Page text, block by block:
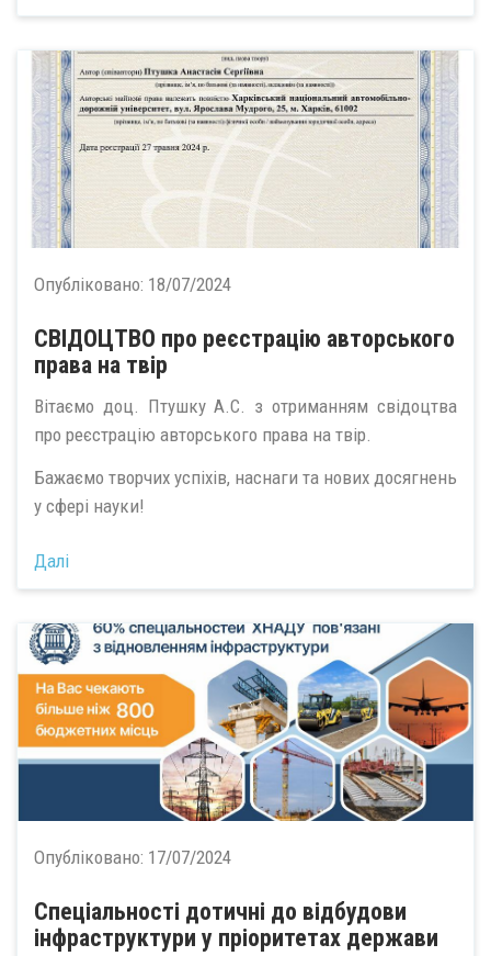
Опубліковано: 18/07/2024
СВІДОЦТВО про реєстрацію авторського
права на твір
Вітаємо доц. Птушку А.С. з отриманням свідоцтва
про реєстрацію авторського права на твір.
Бажаємо творчих успіхів, наснаги та нових досягнень
у сфері науки!
Далі
Опубліковано: 17/07/2024
Спеціальності дотичні до відбудови
інфраструктури у пріоритетах держави